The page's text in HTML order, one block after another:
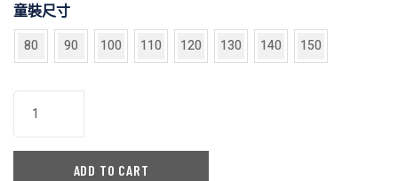
童裝尺寸
80 90 100 110 120 130 140 150
ADD TO CART